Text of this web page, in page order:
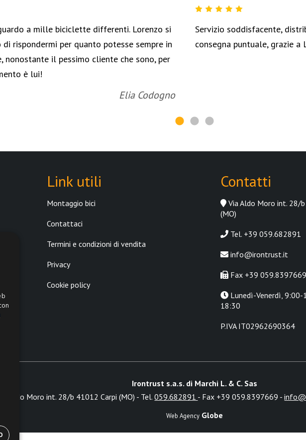
a mille biciclette differenti. Lorenzo si
rispondermi per quanto potesse sempre in
nonostante il pessimo cliente che sono, per
è lui!
Elia Codogno
Servizio soddisfacente,
consegna puntuale, grazie a
Link utili
Montaggio bici
Contattaci
Termini e condizioni di vendita
Privacy
Cookie policy
Contatti
Via Aldo Moro int. 28/
(MO)
Tel. +39 059.682891
info@irontrust.it
Fax +39 059.8397669
Lunedì-Venerdì,
18:30
P.IVA IT02962690364
Irontrust s.a.s. di Marchi L. & C. Sas
Via Aldo Moro int. 28/b 41012 Carpi (MO) - Tel.059.682891 - Fax +39 059.8397669 -
Web Agency Globe